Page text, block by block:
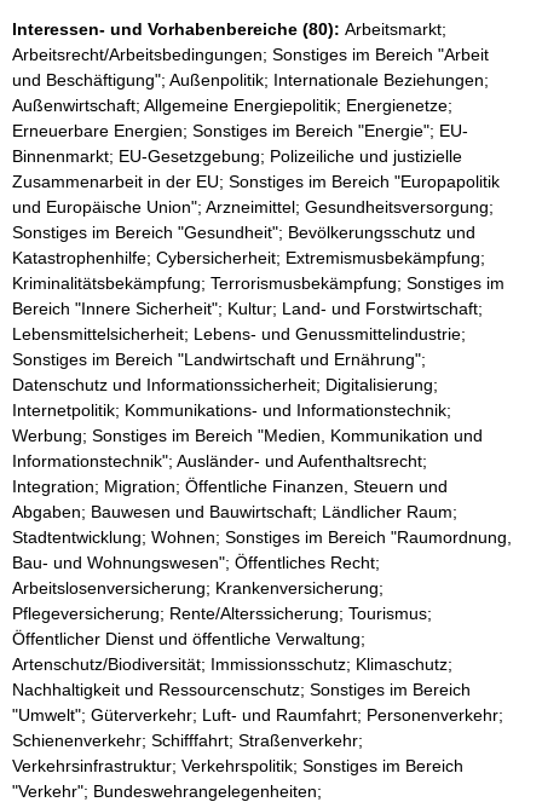
Interessen- und Vorhabenbereiche (80): Arbeitsmarkt;
Arbeitsrecht/Arbeitsbedingungen; Sonstiges im Bereich "Arbeit
und Beschäftigung"; Außenpolitik; Internationale Beziehungen;
Außenwirtschaft; Allgemeine Energiepolitik; Energienetze;
Erneuerbare Energien; Sonstiges im Bereich "Energie"; EU-
Binnenmarkt; EU-Gesetzgebung; Polizeiliche und justizielle
Zusammenarbeit in der EU; Sonstiges im Bereich "Europapolitik
und Europäische Union"; Arzneimittel; Gesundheitsversorgung;
Sonstiges im Bereich "Gesundheit"; Bevölkerungsschutz und
Katastrophenhilfe; Cybersicherheit; Extremismusbekämpfung;
Kriminalitätsbekämpfung; Terrorismusbekämpfung; Sonstiges im
Bereich "Innere Sicherheit"; Kultur; Land- und Forstwirtschaft;
Lebensmittelsicherheit; Lebens- und Genussmittelindustrie;
Sonstiges im Bereich "Landwirtschaft und Ernährung";
Datenschutz und Informationssicherheit; Digitalisierung;
Internetpolitik; Kommunikations- und Informationstechnik;
Werbung; Sonstiges im Bereich "Medien, Kommunikation und
Informationstechnik"; Ausländer- und Aufenthaltsrecht;
Integration; Migration; Öffentliche Finanzen, Steuern und
Abgaben; Bauwesen und Bauwirtschaft; Ländlicher Raum;
Stadtentwicklung; Wohnen; Sonstiges im Bereich "Raumordnung,
Bau- und Wohnungswesen"; Öffentliches Recht;
Arbeitslosenversicherung; Krankenversicherung;
Pflegeversicherung; Rente/Alterssicherung; Tourismus;
Öffentlicher Dienst und öffentliche Verwaltung;
Artenschutz/Biodiversität; Immissionsschutz; Klimaschutz;
Nachhaltigkeit und Ressourcenschutz; Sonstiges im Bereich
"Umwelt"; Güterverkehr; Luft- und Raumfahrt; Personenverkehr;
Schienenverkehr; Schifffahrt; Straßenverkehr;
Verkehrsinfrastruktur; Verkehrspolitik; Sonstiges im Bereich
"Verkehr"; Bundeswehrangelegenheiten;